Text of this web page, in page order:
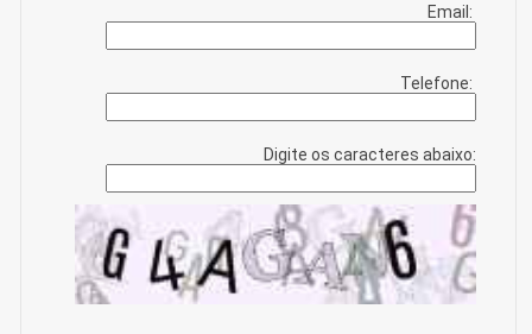
Email:
Telefone:
Digite os caracteres abaixo: